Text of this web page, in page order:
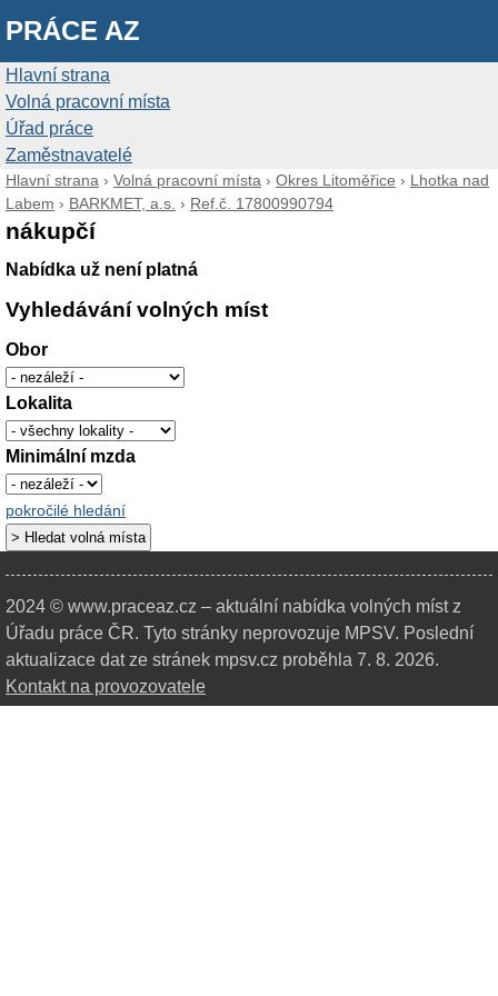
PRÁCE AZ
Hlavní strana
Volná pracovní místa
Úřad práce
Zaměstnavatelé
Hlavní strana › Volná pracovní místa › Okres Litoměřice › Lhotka nad
Labem › BARKMET, a.s. › Ref.č. 17800990794
nákupčí
Nabídka už není platná
Vyhledávání volných míst
Obor
Lokalita
Minimální mzda
pokročilé hledání
2024 © www.praceaz.cz – aktuální nabídka volných míst z
Úřadu práce ČR. Tyto stránky neprovozuje MPSV. Poslední
aktualizace dat ze stránek mpsv.cz proběhla 7. 8. 2026.
Kontakt na provozovatele